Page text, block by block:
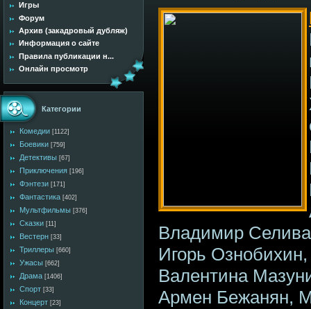
Игры
Форум
Архив (закадровый дубляж)
Информация о сайте
Правила публикации н...
Онлайн просмотр
Категории
Комедии [1122]
Боевики [759]
Детективы [67]
Приключения [196]
Фэнтези [171]
Фантастика [402]
Мультфильмы [376]
Сказки [11]
Вестерн [33]
Триллеры [660]
Ужасы [662]
Драма [1406]
Спорт [33]
Концерт [23]
Владимир
Игорь
Валентина
Армен Бежанян,